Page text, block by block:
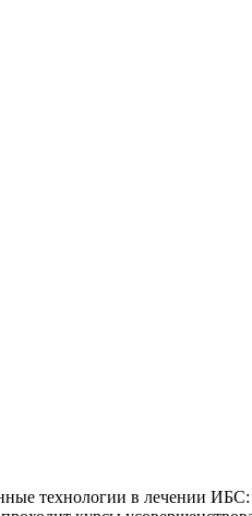
технологии в лечении